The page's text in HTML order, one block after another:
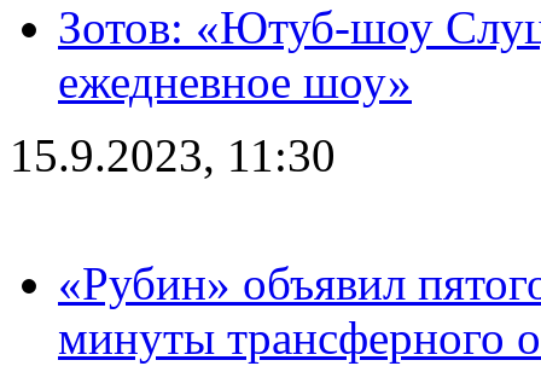
Зотов: «Ютуб-шоу
ежедневное шоу»
15.9.2023, 11:30
«Рубин» объявил
минуты трансферного